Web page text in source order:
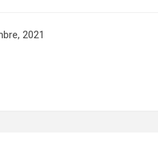
2021